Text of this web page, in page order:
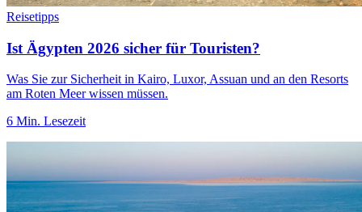
Reisetipps
Ist Ägypten 2026 sicher für Touristen?
Was Sie zur Sicherheit in Kairo, Luxor, Assuan und an den Resorts
am Roten Meer wissen müssen.
6 Min. Lesezeit